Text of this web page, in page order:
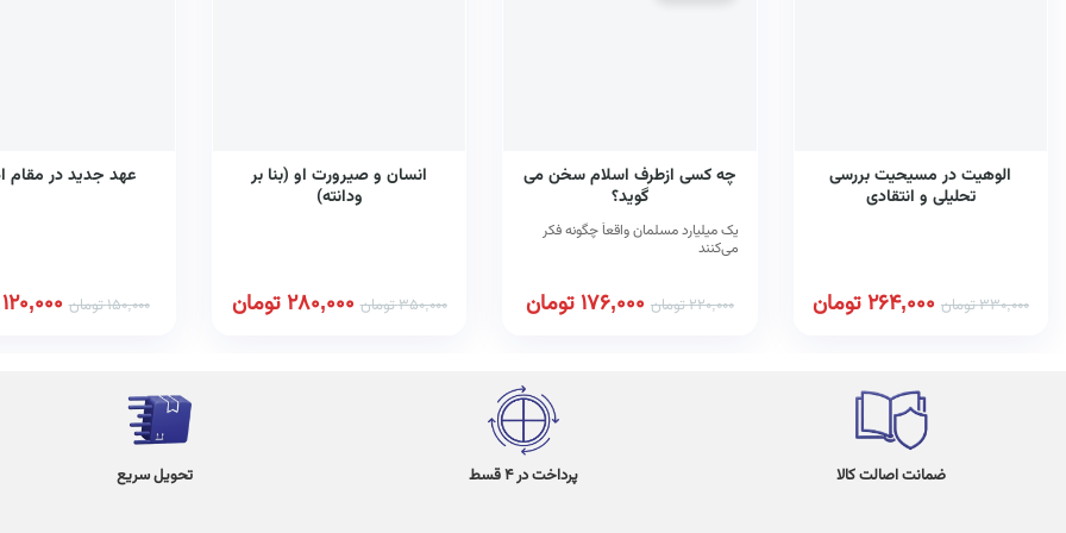
الوهیت در مسیحیت بررسی
تحلیلی و انتقادی
330,000تومان 264,000تومان
چه کسی ازطرف اسلام سخن می
گوید؟
یک میلیارد مسلمان واقعاً چگونه فکر
می‌کنند
220,000تومان 176,000تومان
انسان و صیرورت او (بنا بر
ودانته)
350,000تومان 280,000تومان
عهد جدید در مقام
150,000تومان 120,000
ضمانت اصالت کالا پرداخت در 4 قسط تحویل سریع